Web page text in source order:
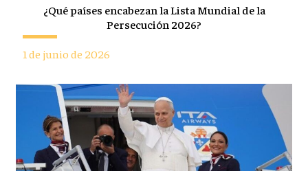
¿Qué países encabezan la Lista Mundial de la
Persecución 2026?
1 de junio de 2026